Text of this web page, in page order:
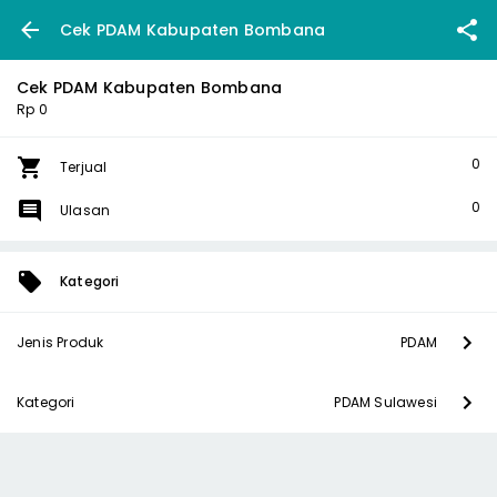
Cek PDAM Kabupaten Bombana
Cek PDAM Kabupaten Bombana
Rp 0
Terjual 0
Ulasan 0
Kategori
Jenis Produk PDAM
Kategori PDAM Sulawesi